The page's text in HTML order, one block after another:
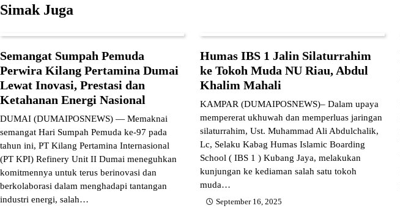
Simak Juga
Semangat Sumpah Pemuda
Perwira Kilang Pertamina Dumai
Lewat Inovasi, Prestasi dan
Ketahanan Energi Nasional
DUMAI (DUMAIPOSNEWS) — Memaknai
semangat Hari Sumpah Pemuda ke-97 pada
tahun ini, PT Kilang Pertamina Internasional
(PT KPI) Refinery Unit II Dumai meneguhkan
komitmennya untuk terus berinovasi dan
berkolaborasi dalam menghadapi tantangan
industri energi, salah…
Humas IBS 1 Jalin Silaturrahim
ke Tokoh Muda NU Riau, Abdul
Khalim Mahali
KAMPAR (DUMAIPOSNEWS)– Dalam upaya
mempererat ukhuwah dan memperluas jaringan
silaturrahim, Ust. Muhammad Ali Abdulchalik,
Lc, Selaku Kabag Humas Islamic Boarding
School ( IBS 1 ) Kubang Jaya, melakukan
kunjungan ke kediaman salah satu tokoh
muda…
September 16, 2025